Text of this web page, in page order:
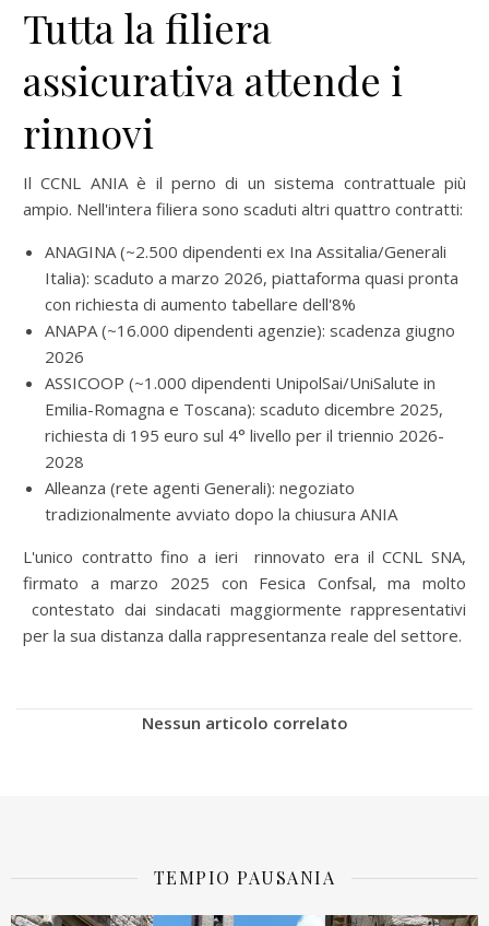
Tutta la filiera
assicurativa attende i
rinnovi
Il CCNL ANIA è il perno di un sistema contrattuale più
ampio. Nell'intera filiera sono scaduti altri quattro contratti:
ANAGINA (~2.500 dipendenti ex Ina Assitalia/Generali
Italia): scaduto a marzo 2026, piattaforma quasi pronta
con richiesta di aumento tabellare dell'8%
ANAPA (~16.000 dipendenti agenzie): scadenza giugno
2026
ASSICOOP (~1.000 dipendenti UnipolSai/UniSalute in
Emilia-Romagna e Toscana): scaduto dicembre 2025,
richiesta di 195 euro sul 4° livello per il triennio 2026-
2028
Alleanza (rete agenti Generali): negoziato
tradizionalmente avviato dopo la chiusura ANIA
L'unico contratto fino a ieri rinnovato era il CCNL SNA,
firmato a marzo 2025 con Fesica Confsal, ma molto
contestato dai sindacati maggiormente rappresentativi
per la sua distanza dalla rappresentanza reale del settore.
Nessun articolo correlato
TEMPIO PAUSANIA